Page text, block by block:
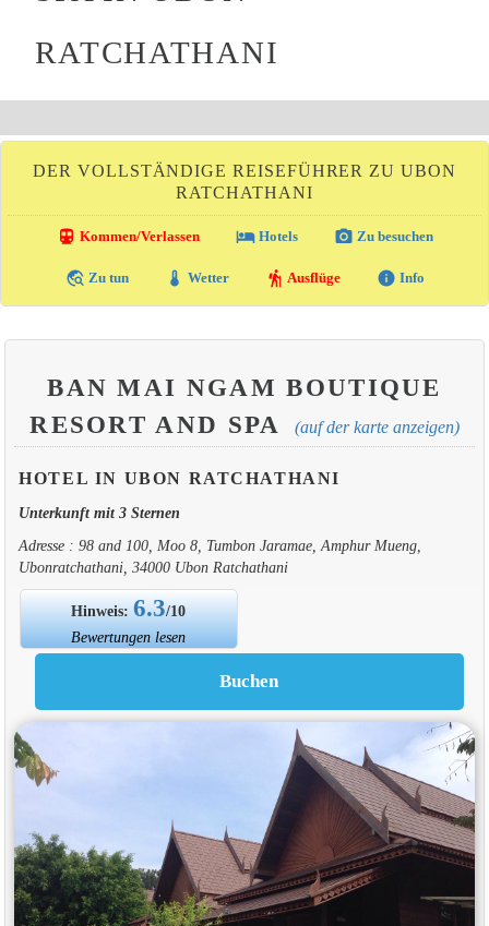
RATCHATHANI
DER VOLLSTÄNDIGE REISEFÜHRER ZU UBON
RATCHATHANI
directions_transit Kommen/Verlassen local_hotelHotels photo_camera Zu besuchen
travel_explore Zu tun thermostat Wetter hiking Ausflüge info Info
BAN MAI NGAM BOUTIQUE
RESORT AND SPA
(auf der karte anzeigen)
HOTEL IN UBON RATCHATHANI
Unterkunft mit 3 Sternen
Adresse : 98 and 100, Moo 8, Tumbon Jaramae, Amphur Mueng,
Ubonratchathani, 34000 Ubon Ratchathani
Hinweis:6.3/10
Bewertungen lesen